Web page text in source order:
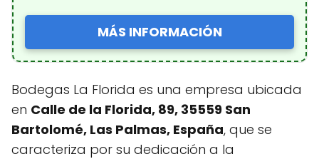
MÁS INFORMACIÓN
Bodegas La Florida es una empresa ubicada
en Calle de la Florida, 89, 35559 San
Bartolomé, Las Palmas, España, que se
caracteriza por su dedicación a la